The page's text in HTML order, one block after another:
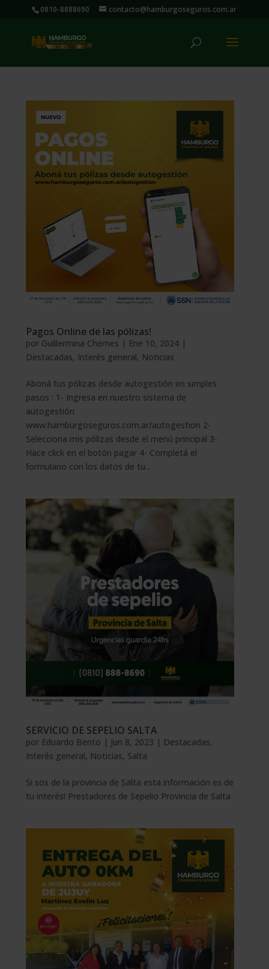
0810-8888690 contacto@hamburgoseguros.com.ar
Pagos Online de las pólizas!
por Guillermina Chemes | Ene 10, 2024 |
Destacadas, Interés general, Noticias
Aboná tus pólizas desde autogestión en simples
pasos : 1- Ingresa en nuestro sistema de
autogestión
www.hamburgoseguros.com.ar/autogestion 2-
Selecciona mis pólizas desde el menú principal 3-
Hace click en el botón pagar 4- Completá el
formulario con los datos de tu...
SERVICIO DE SEPELIO SALTA
por Eduardo Bento | Jun 8, 2023 | Destacadas,
Interés general, Noticias, Salta
Si sos de la provincia de Salta esta información es de
tu interés! Prestadores de Sepelio Provincia de Salta